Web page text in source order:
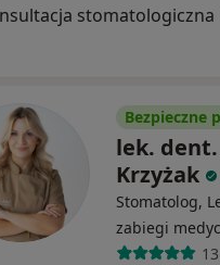
stomatologiczna
Bezpieczne
lek.
Krzyżak
Stomatolog,
zabiegi